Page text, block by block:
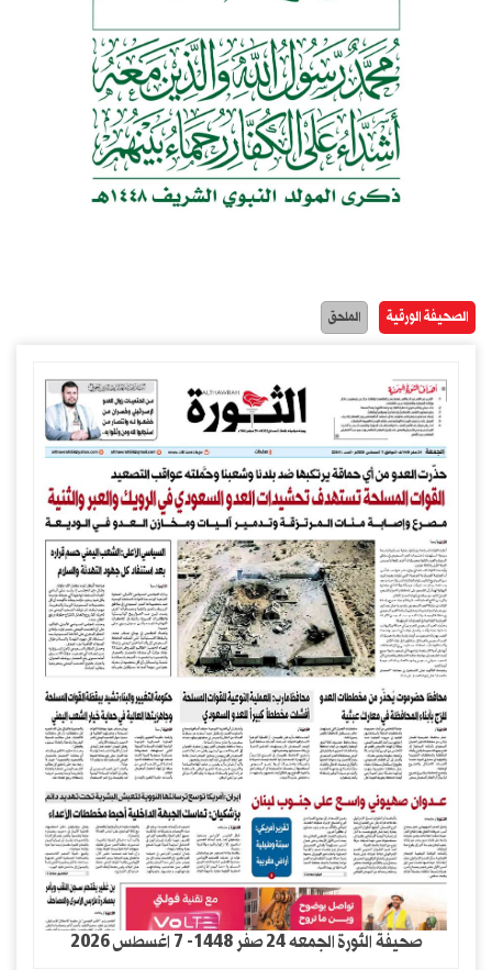
الصحيفة الورقية الملحق
صحيفة الثورة الجمعه 24 صفر 1448- 7 اغسطس 2026